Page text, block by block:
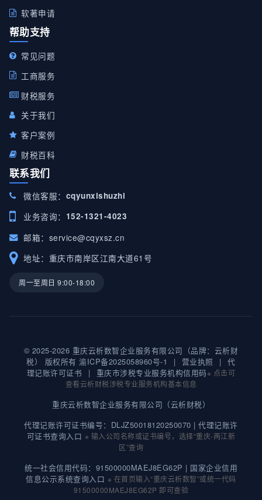
软著申请
帮助支持
常见问题
工商服务
财税服务
关于我们
客户案例
财税百科
联系我们
微信客服： cqyunxishuzhi
业务咨询： 152-1321-4023
邮箱： service@cqyxsz.cn
地址：重庆市南岸区江南大道61号
周一至周日 9:00-18:00
© 2025-2026 重庆云析数智企业服务有限公司（品牌：云析财
税） 版权所有渝ICP备2025058960号-1 | 营业执照 |
代
理记账许可证书
| 重庆市涉税专业服务机构信用码※ 点击可
查看云析财税涉税专业服务机构基本信息
重庆云析数智企业服务有限公司（云析财税）
代理记账许可证书编号：DLJZ50018120250070 |代理记账许
可证书查询入口 ※ 输入公司名称或证书编号，选择“重庆-两江新
区”查询
统一社会信用代码：91500000MAEJ8EG62P | 国家企业信用
信息公示系统查询入口 ※ 在首页输入“重庆云析数智”或统一代码
91500000MAEJ8EG62P 即可查验